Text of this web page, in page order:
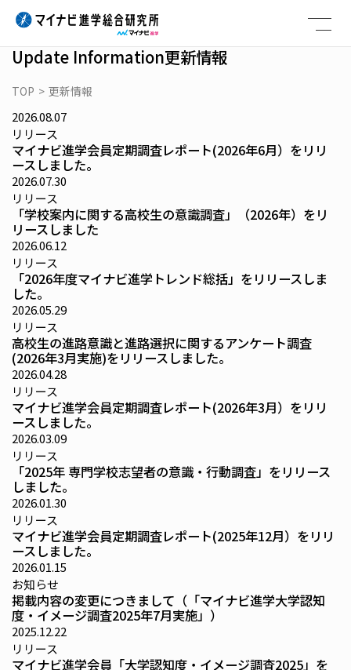
Update Information更新情報
TOP > 更新情報
2026.08.07
リリース
マイナビ進学会員定期調査レポート(2026年6月）をリリ
ースしました。
2026.07.30
リリース
「学校案内に関する高校生の意識調査」（2026年）をリ
リースしました
2026.06.12
リリース
「2026年度マイナビ進学トレンド総括」をリリースしま
した。
2026.05.29
リリース
高校生の進路意識と進路選択に関するアンケート調査
(2026年3月実施)をリリースしました。
2026.04.28
リリース
マイナビ進学会員定期調査レポート(2026年3月）をリリ
ースしました。
2026.03.09
リリース
「2025年 専門学校志望者の意識・行動調査」をリリース
しました。
2026.01.30
リリース
マイナビ進学会員定期調査レポート(2025年12月）をリリ
ースしました。
2026.01.15
お知らせ
掲載内容の変更につきまして（「マイナビ進学大学認知
度・イメージ調査2025年7月実施」）
2025.12.22
リリース
マイナビ進学会員「大学認知度・イメージ調査2025」を